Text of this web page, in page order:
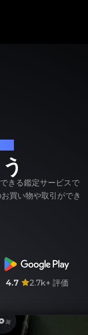
きる鑑定サービスで
買い物や取引ができ
4.7 2.7k+ 評価